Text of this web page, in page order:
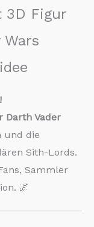
3D Figur
Darth Vader
und die
Sith-Lords.
Sammler
🌌